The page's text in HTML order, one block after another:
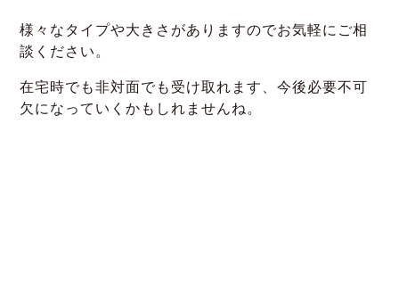
様々なタイプや大きさがありますのでお気軽にご相
談ください。
在宅時でも非対面でも受け取れます、今後必要不可
欠になっていくかもしれませんね。